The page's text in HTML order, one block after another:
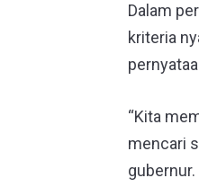
Dalam
kriteria
“Kita
mencari